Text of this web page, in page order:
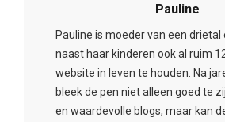
Pauline
Pauline is moeder van een
naast haar kinderen ook al ruim
website in leven te houden. Na
bleek de pen niet alleen goed te
en waardevolle blogs, maar kan